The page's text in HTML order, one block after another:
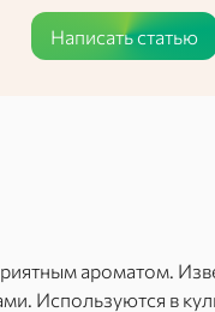
Написать статью
ароматом.
Используются в